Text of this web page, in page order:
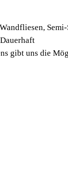
gibt uns die